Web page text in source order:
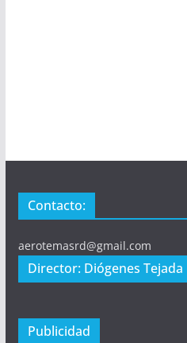
Contacto:
aerotemasrd@gmail.com
Director: Diógenes Tejada
Publicidad